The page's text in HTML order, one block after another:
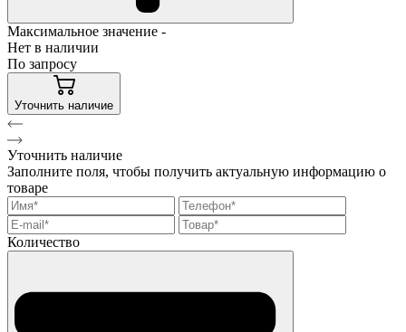
Максимальное значение -
Нет в наличии
По запросу
Уточнить наличие
Уточнить наличие
Заполните поля, чтобы получить актуальную информацию о
товаре
Количество